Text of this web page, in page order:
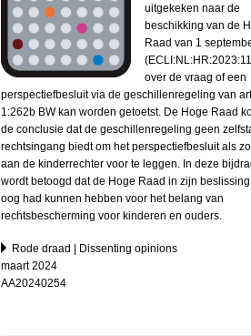
uitgekeken naar de
beschikking van de
Raad van 1
over de vraag of een
perspectiefbesluit via de geschillenregeling van
1:262b BW kan worden getoetst. De Hoge Raad
de conclusie dat de geschillenregeling geen
rechtsingang biedt om het perspectiefbesluit als
aan de kinderrechter voor te leggen. In deze
wordt betoogd dat de Hoge Raad in zijn
oog had kunnen hebben voor het belang van
rechtsbescherming voor kinderen en ouders.
Rode draad | Dissenting opinions
maart 2024
AA20240254